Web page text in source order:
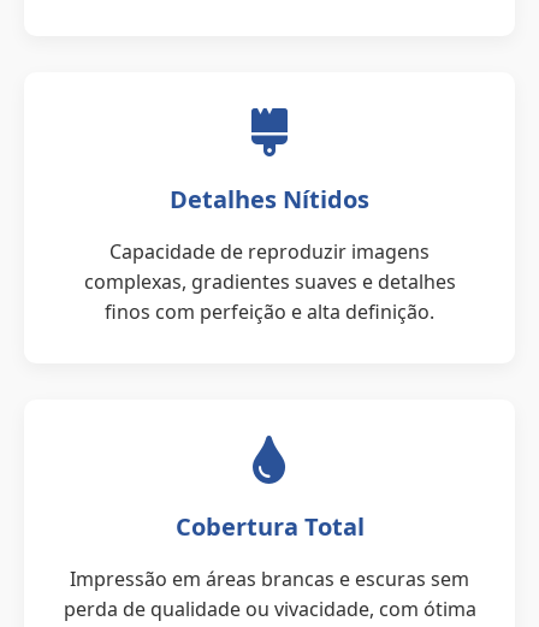
Detalhes Nítidos
Capacidade de reproduzir imagens
complexas, gradientes suaves e detalhes
finos com perfeição e alta definição.
Cobertura Total
Impressão em áreas brancas e escuras sem
perda de qualidade ou vivacidade, com ótima